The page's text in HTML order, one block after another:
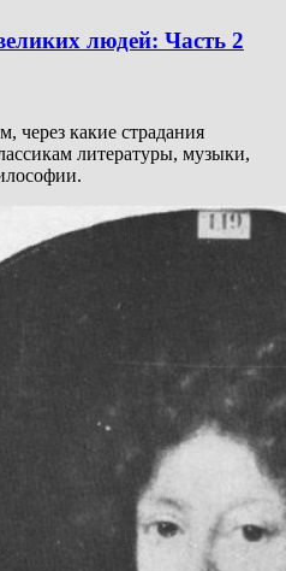
людей: Часть 2
через какие страдания
литературы, музыки,